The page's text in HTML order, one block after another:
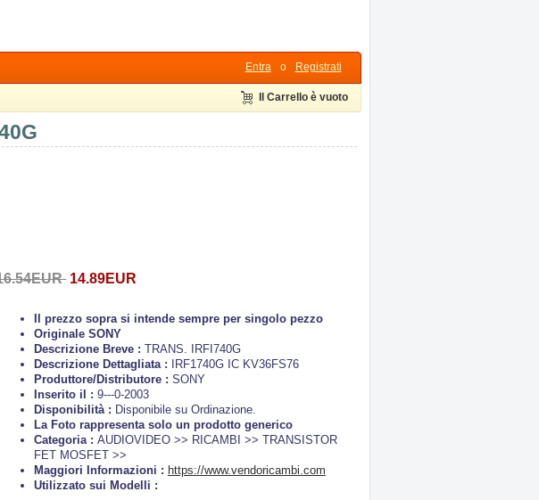
Entra o Registrati
Il Carrello è vuoto
14.89EUR
Il prezzo sopra si intende sempre per singolo pezzo
Originale SONY
Descrizione Breve : TRANS. IRFI740G
Descrizione Dettagliata :
IRF1740G IC KV36FS76
Produttore/Distributore : SONY
Inserito il : 9---0-2003
Disponibilità : Disponibile su Ordinazione.
La Foto rappresenta solo un prodotto generico
Categoria : AUDIOVIDEO >> RICAMBI >> TRANSISTOR
FET MOSFET >>
Maggiori Informazioni : https://www.vendoricambi.com
Utilizzato sui Modelli :